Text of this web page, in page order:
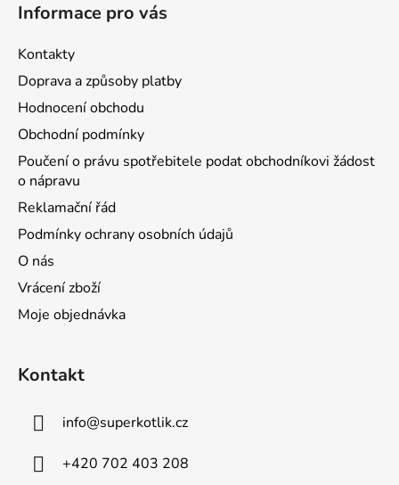
Informace pro vás
Kontakty
Doprava a způsoby platby
Hodnocení obchodu
Obchodní podmínky
Poučení o právu spotřebitele podat obchodníkovi žádost
o nápravu
Reklamační řád
Podmínky ochrany osobních údajů
O nás
Vrácení zboží
Moje objednávka
Kontakt
info@superkotlik.cz
+420 702 403 208